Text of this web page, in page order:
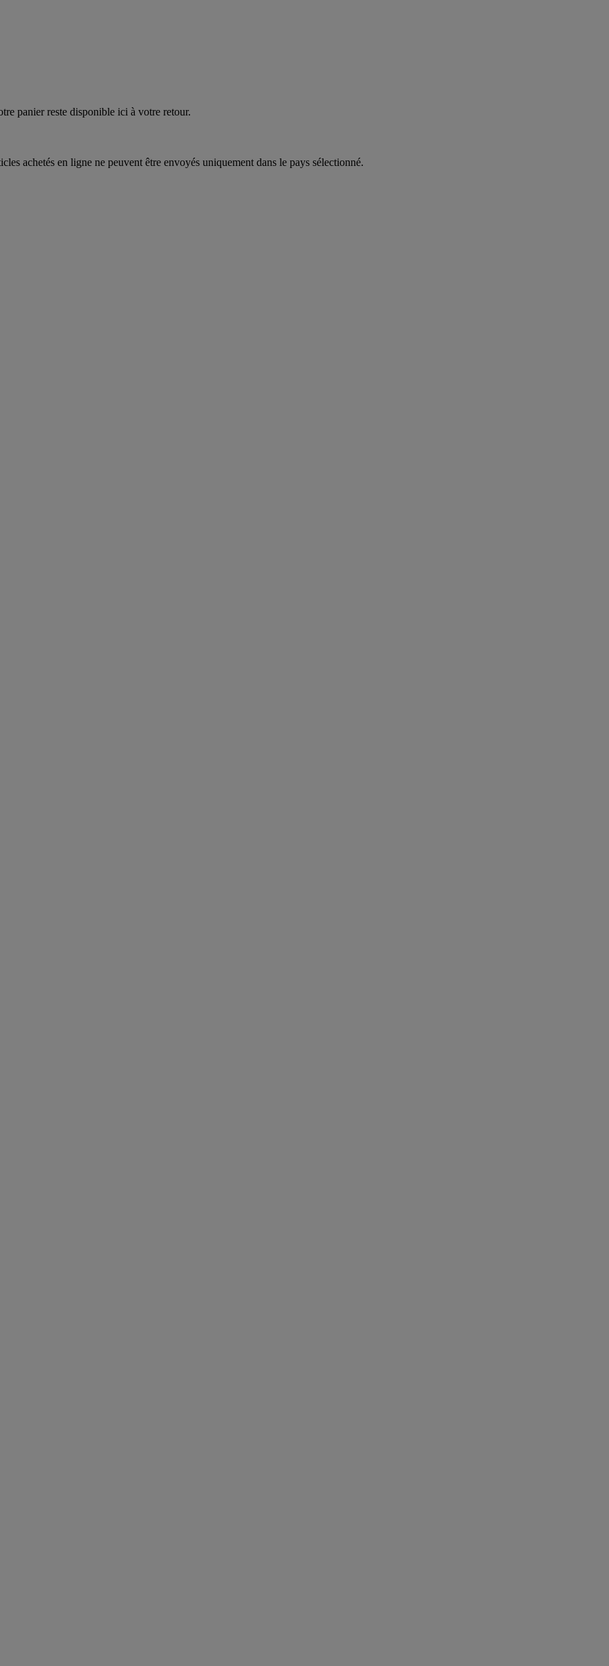
panier reste disponible ici à votre retour.
achetés en ligne ne peuvent être envoyés uniquement dans le pays sélectionné.